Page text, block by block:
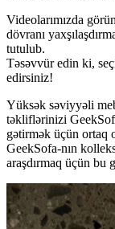
Videolarımızda
dövranı
tutulub.
Təsəvvür edin ki,
edirsiniz!
Yüksək səviyyəli
təkliflərinizi
gətirmək üçün ortaq
GeekSofa-nın
araşdırmaq üçün bu